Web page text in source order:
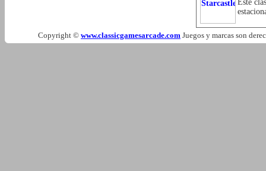
Este
Copyright © www.classicgamesarcade.com Juegos y marcas son